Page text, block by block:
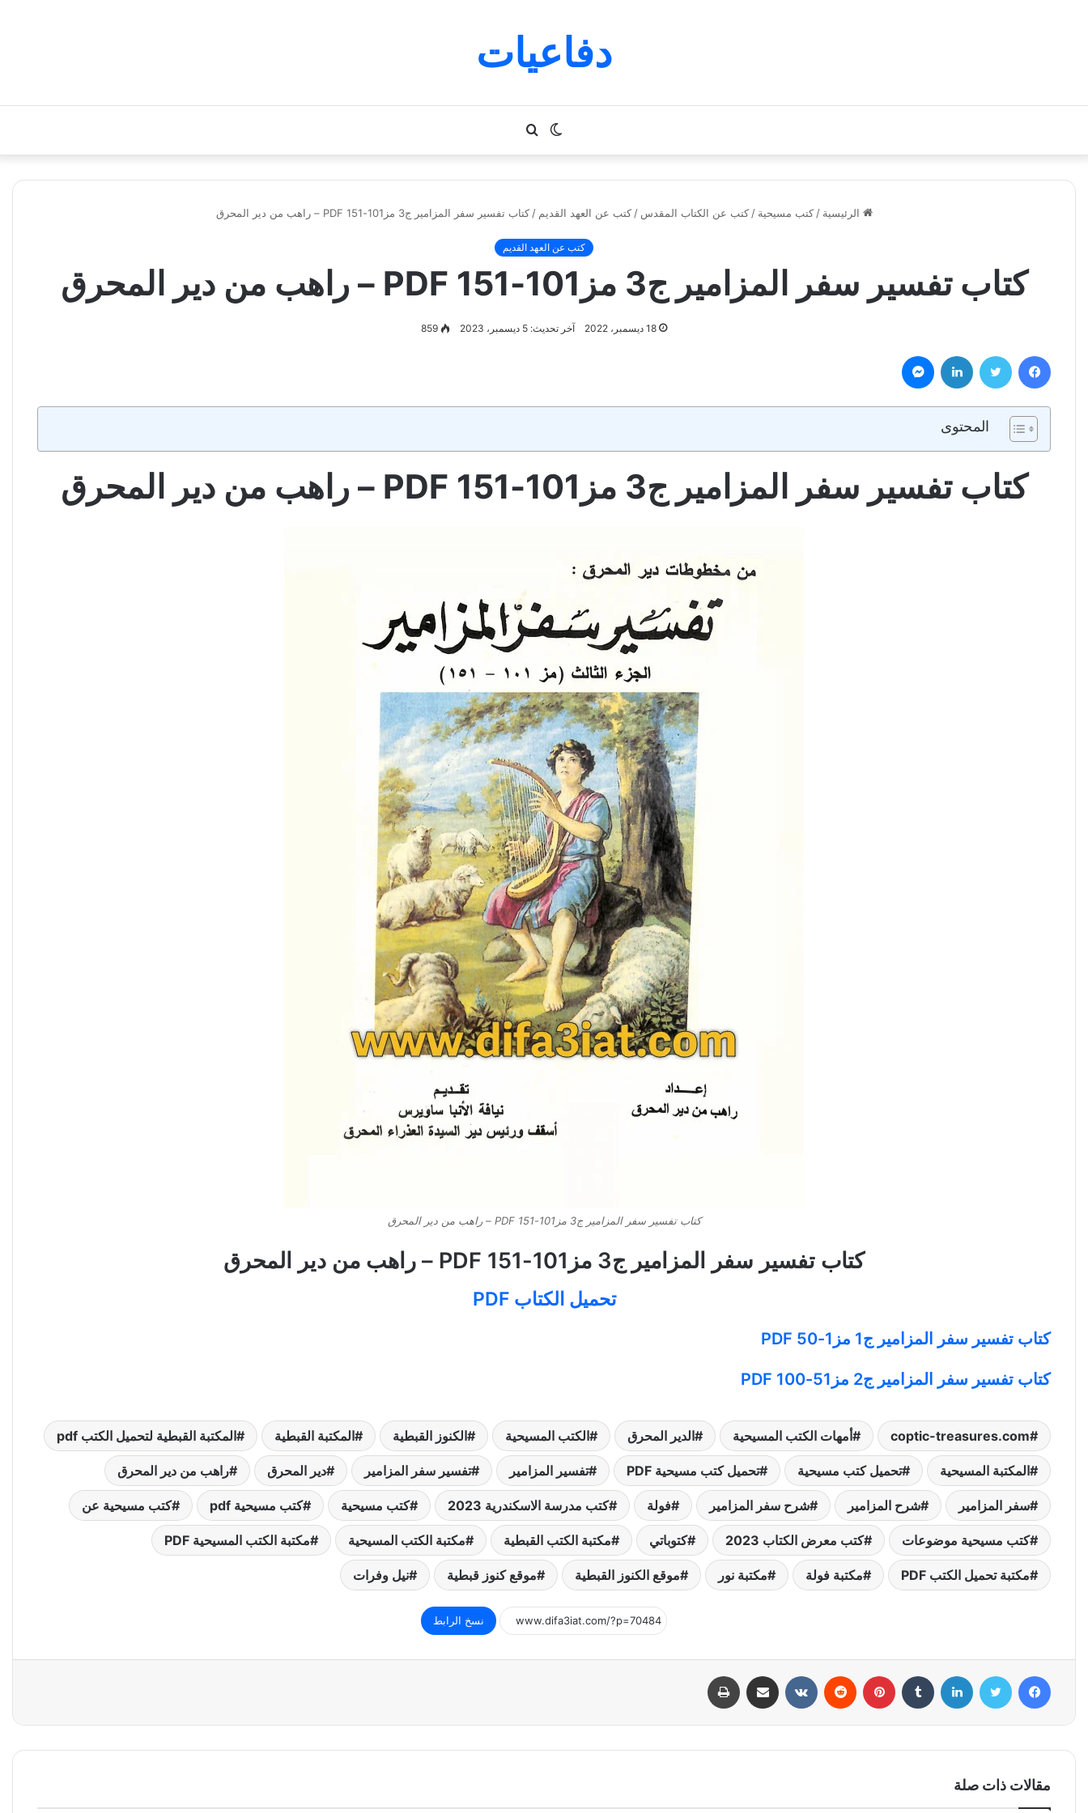
دفاعيات
بحث
عن
الوضع
المظلم
الرئيسية / كتب مسيحية / كتب عن الكتاب المقدس / كتب عن العهد القديم / كتاب تفسير سفر المزامير ج3 مز101-151 PDF – راهب من دير المحرق
كتب عن العهد القديم
كتاب تفسير سفر المزامير ج3 مز101-151 PDF – راهب من دير المحرق
18 ديسمبر، 2022 آخر تحديث: 5 ديسمبر، 2023 859
فيسبوك تويتر لينكدإن
المحتوى
كتاب تفسير سفر المزامير ج3 مز101-151 PDF – راهب من دير المحرق
كتاب تفسير سفر المزامير ج3 مز101-151 PDF – راهب من دير المحرق
كتاب تفسير سفر المزامير ج3 مز101-151 PDF – راهب من دير المحرق
تحميل الكتاب PDF
كتاب تفسير سفر المزامير ج1 مز1-50 PDF
كتاب تفسير سفر المزامير ج2 مز51-100 PDF
coptic-treasures.com أمهات الكتب المسيحية الدير المحرق الكتب المسيحية الكنوز القبطية المكتبة القبطية المكتبة القبطية لتحميل الكتب pdf
المكتبة المسيحية تحميل كتب مسيحية تحميل كتب مسيحية PDF تفسير المزامير تفسير سفر المزامير دير المحرق راهب من دير المحرق
سفر المزامير شرح المزامير شرح سفر المزامير فولة كتب مدرسة الاسكندرية 2023 كتب مسيحية كتب مسيحية pdf كتب مسيحية عن
كتب مسيحية موضوعات كتب معرض الكتاب 2023 كتوباتي مكتبة الكتب القبطية مكتبة الكتب المسيحية مكتبة الكتب المسيحية PDF
مكتبة تحميل الكتب PDF مكتبة فولة مكتبة نور موقع الكنوز القبطية موقع كنوز قبطية نيل وفرات
نسخ الرابط
فيسبوك تويتر لينكدإن بينتيريست مشاركة عبر البريد
مقالات ذات صلة